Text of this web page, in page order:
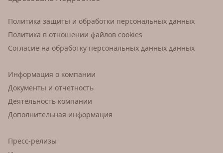
Политика защиты и обработки персональных данных
Политика в отношении файлов cookies
Согласие на обработку персональных данных данных
Информация о компании
Документы и отчетность
Деятельность компании
Дополнительная информация
Пресс-релизы